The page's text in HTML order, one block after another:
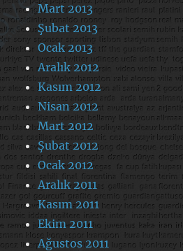
Mart 2013
Şubat 2013
Ocak 2013
Aralık 2012
Kasım 2012
Nisan 2012
Mart 2012
Şubat 2012
Ocak 2012
Aralık 2011
Kasım 2011
Ekim 2011
Ağustos 2011